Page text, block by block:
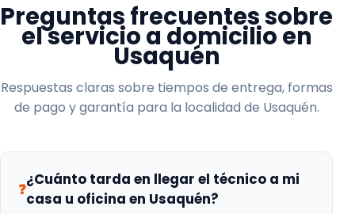
Preguntas frecuentes sobre
el servicio a domicilio en
Usaquén
Respuestas claras sobre tiempos de entrega, formas
de pago y garantía para la localidad de Usaquén.
❓
¿Cuánto tarda en llegar el técnico a mi
casa u oficina en Usaquén?